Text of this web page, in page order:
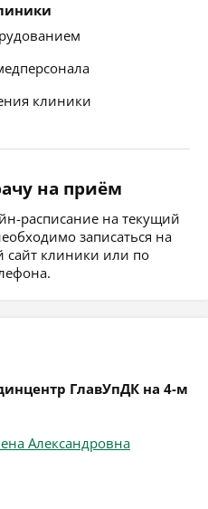
клиники
на приём
расписание на текущий
записаться на
клиники или по
ГлавУпДК на 4-м
Александровна